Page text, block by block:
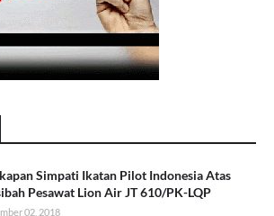
Simpati Ikatan Pilot Indonesia Atas
Pesawat Lion Air JT 610/PK-LQP
02, 2018